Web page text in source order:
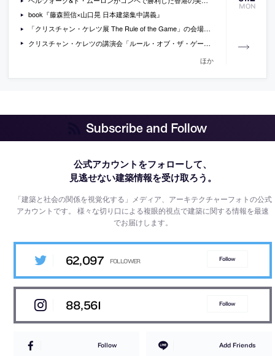
MON
book『藤森照信×山口晃 日本建築集中講義』
「クリスチャン・ケレツ展 The Rule of the Game」の会場写真と動画
クリスチャン・ケレツの講演会「ルール・オブ・ザ・ゲーム」の動画(日本語同時翻訳付)
ほか
Subscribe and Follow
公式アカウントをフォローして、
見逃せない建築情報を受け取ろう。
「建築と社会の関係を視覚化する」メディア、アーキテクチャーフォトの公式
アカウントです。様々な切り口による複眼的視点で建築に関する情報を最速
でお届けします。
62,097 Follow
88,561 Follow
Follow Add Friends